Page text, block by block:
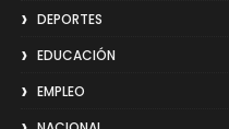
DEPORTES
EDUCACIÓN
EMPLEO